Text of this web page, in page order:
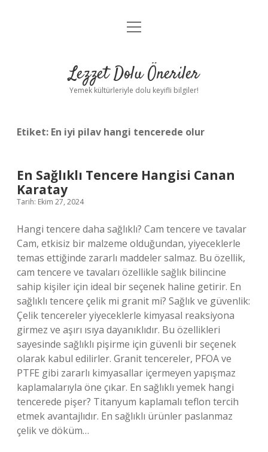
Anasayfa
Yasal Uyarı
menüyü
Lezzet Dolu Öneriler
Yemek kültürleriyle dolu keyifli bilgiler!
Etiket: En iyi pilav hangi tencerede olur
En Sağlıklı Tencere Hangisi Canan
Karatay
Tarih: Ekim 27, 2024
Hangi tencere daha sağlıklı? Cam tencere ve tavalar
Cam, etkisiz bir malzeme olduğundan, yiyeceklerle
temas ettiğinde zararlı maddeler salmaz. Bu özellik,
cam tencere ve tavaları özellikle sağlık bilincine
sahip kişiler için ideal bir seçenek haline getirir. En
sağlıklı tencere çelik mi granit mi? Sağlık ve güvenlik:
Çelik tencereler yiyeceklerle kimyasal reaksiyona
girmez ve aşırı ısıya dayanıklıdır. Bu özellikleri
sayesinde sağlıklı pişirme için güvenli bir seçenek
olarak kabul edilirler. Granit tencereler, PFOA ve
PTFE gibi zararlı kimyasallar içermeyen yapışmaz
kaplamalarıyla öne çıkar. En sağlıklı yemek hangi
tencerede pişer? Titanyum kaplamalı teflon tercih
etmek avantajlıdır. En sağlıklı ürünler paslanmaz
çelik ve döküm…